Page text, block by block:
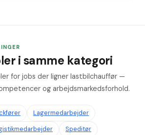
i samme kategori
for jobs der ligner lastbilchauffør —
og arbejdsmarkedsforhold.
Lagermedarbejder
Speditør